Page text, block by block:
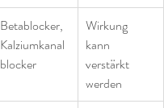
Betablocker,
Kalziumkanal
blocker
Wirkung
kann
verstärkt
werden